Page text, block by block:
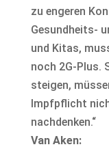
zu engeren
Gesundheits-
und Kitas,
noch 2G-Plus.
steigen,
Impfpflicht
nachdenken.“
Van Aken: